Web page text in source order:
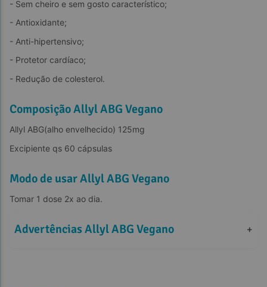
- Sem cheiro e sem gosto característico;
- Antioxidante;
- Anti-hipertensivo;
- Protetor cardíaco;
- Redução de colesterol.
Composição Allyl ABG Vegano
Allyl ABG(alho envelhecido) 125mg
Excipiente qs 60 cápsulas
Modo de usar Allyl ABG Vegano
Tomar 1 dose 2x ao dia.
Advertências Allyl ABG Vegano +